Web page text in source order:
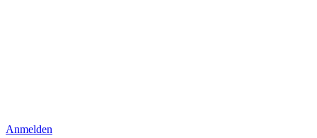
Anmelden